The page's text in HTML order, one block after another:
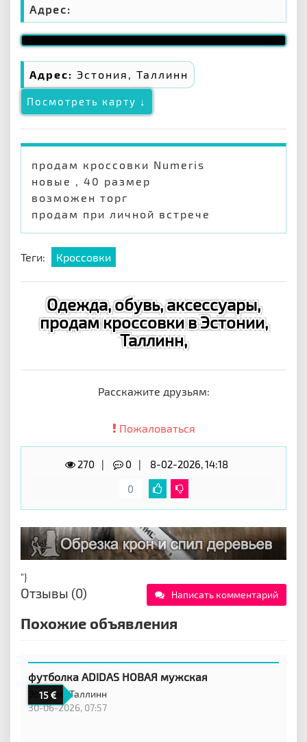
Адрес:
Адрес: Эстония, Таллинн
Посмотреть карту ↓
продам кроссовки Numeris
новые , 40 размер
возможен торг
продам при личной встрече
Теги: Кроссовки
Одежда, обувь, аксессуары,
продам кроссовки в Эстонии,
Таллинн,
Расскажите друзьям:
Пожаловаться
270 0
8-02-2026, 14:18
0
"}
Отзывы (0) Написать комментарий
Похожие объявления
15
футболка ADIDAS НОВАЯ мужская
Эстония,Таллинн
30-06-2026, 07:57